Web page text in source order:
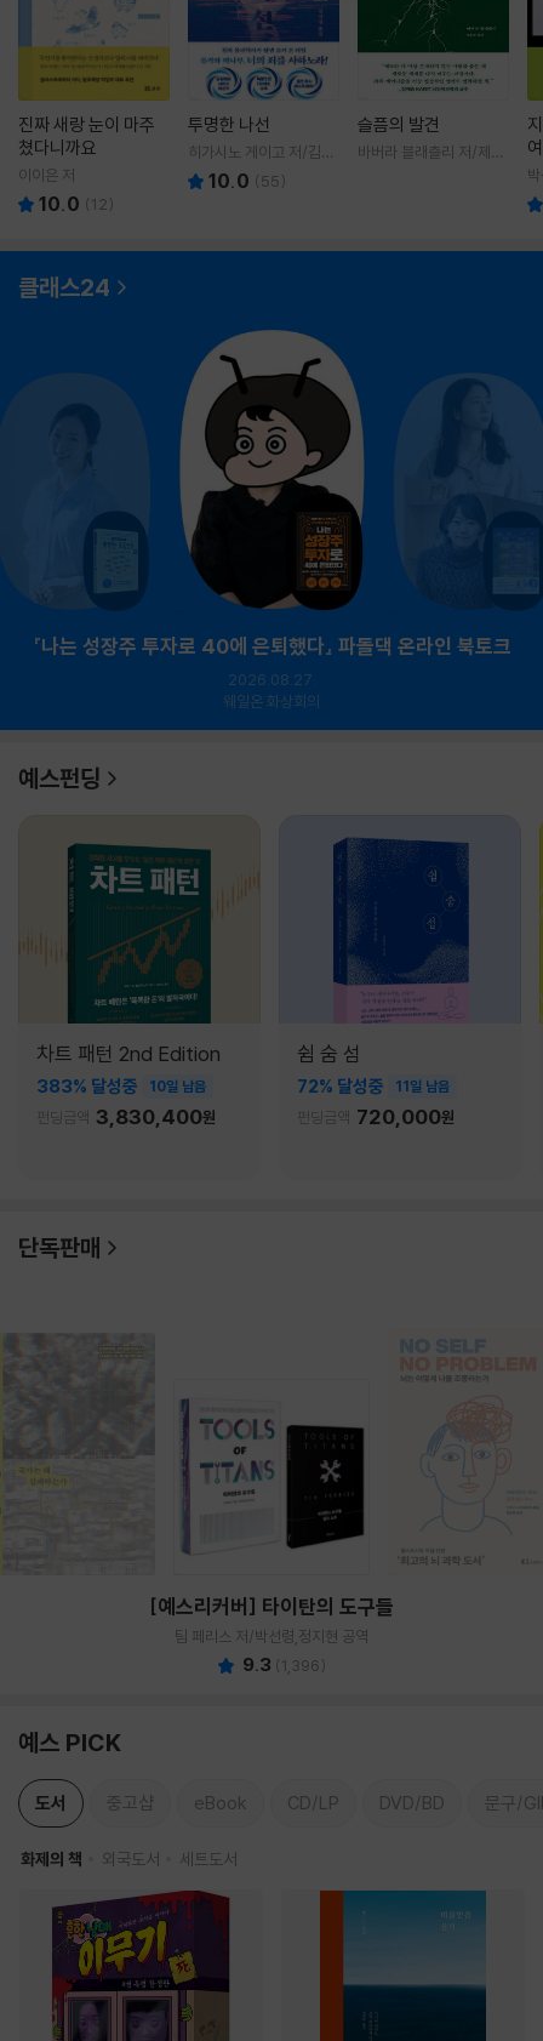
진짜 새랑 눈이 마주
쳤다니까요
이이은 저
10.0 (12)
투명한 나선
히가시노 게이고 저/김선
영 역10.0 (55)
슬픔의 발견
바버라 블래츨리 저/제효
클래스24
『나는 성장주 투자로 40에 은퇴했다』 파돌댁 온라인 북토크
2026.08.27.
웨일온 화상회의
예스펀딩
차트 패턴 2nd Edition
383% 달성중 10일 남음
펀딩금액 3,830,400원
쉼 숨 섬
72% 달성중 11일 남음
펀딩금액 720,000원
단독판매
[예스리커버] 타이탄의 도구들
팀 페리스 저/박선령,정지현 공역
9.3 (1,396)
예스 PICK
도서 중고샵 eBook CD/LP DVD/BD 문구/
화제의 책 외국도서 세트도서